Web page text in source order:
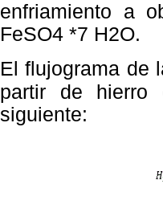
enfriamiento a
FeSO4 *7 H2O.
El flujograma de
partir de hierro
siguiente: